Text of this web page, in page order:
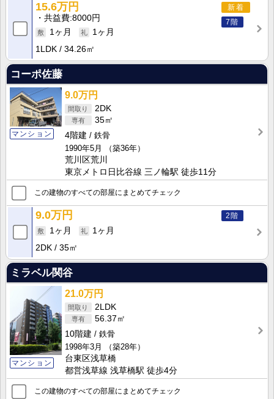
新着
7階
15.6万円
共益費 8000円
1ヶ月
1ヶ月
1LDK
34.26㎡
コーポ佐藤
マンション
9.0万円
2DK
35㎡
4階建
鉄骨
1990年5月
（築36年）
荒川区荒川
東京メトロ日比谷線 三ノ輪駅 徒歩11分
この建物のすべての部屋にまとめてチェック
2階
9.0万円
1ヶ月
1ヶ月
2DK
35㎡
ミラベル関谷
マンション
21.0万円
2LDK
56.37㎡
10階建
鉄骨
1998年3月
（築28年）
台東区浅草橋
都営浅草線 浅草橋駅 徒歩4分
この建物のすべての部屋にまとめてチェック